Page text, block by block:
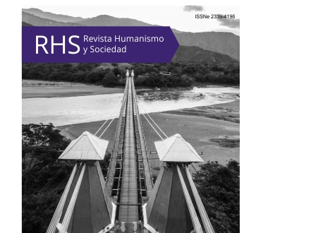
Barra
lateral
del
artículo